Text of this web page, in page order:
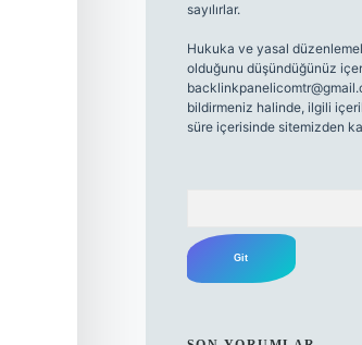
sayılırlar.
Hukuka ve yasal
olduğunu düşündüğünüz
bildirmeniz halinde, ilgili
süre içerisinde sitemizden